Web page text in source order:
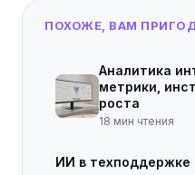
ПОХОЖЕ, ВАМ
Аналитика
метрики,
роста
18 мин чтения
ИИ в техподдержке